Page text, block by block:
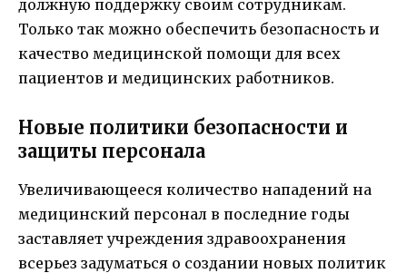
должную поддержку своим сотрудникам.
Только так можно обеспечить безопасность и
качество медицинской помощи для всех
пациентов и медицинских работников.
Новые политики безопасности и
защиты персонала
Увеличивающееся количество нападений на
медицинский персонал в последние годы
заставляет учреждения здравоохранения
всерьез задуматься о создании новых политик